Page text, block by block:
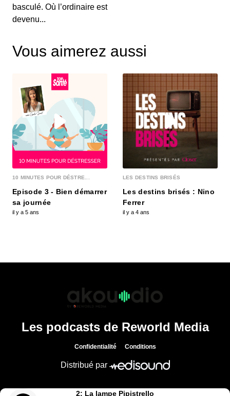
basculé. Où l’ordinaire est
devenu...
Vous aimerez aussi
10 MINUTES POUR DÉSTRE...
Episode 3 - Bien démarrer
sa journée
il y a 5 ans
LES DESTINS BRISÉS
Les destins brisés : Nino
Ferrer
il y a 4 ans
Les podcasts de Reworld Media
Confidentialité Conditions
Distribué par
2: La lampe Pipistrello